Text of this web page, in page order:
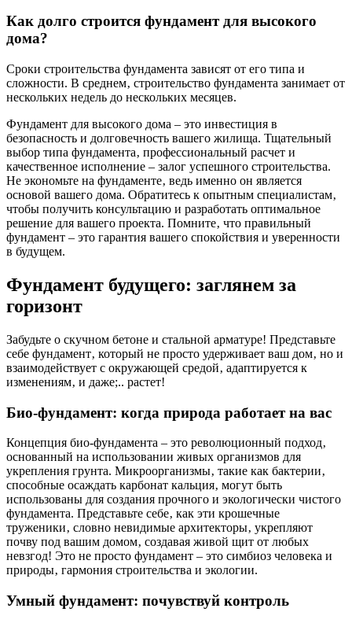
Как долго строится фундамент для высокого
дома?
Сроки строительства фундамента зависят от его типа и
сложности. В среднем‚ строительство фундамента занимает от
нескольких недель до нескольких месяцев.
Фундамент для высокого дома – это инвестиция в
безопасность и долговечность вашего жилища. Тщательный
выбор типа фундамента‚ профессиональный расчет и
качественное исполнение – залог успешного строительства.
Не экономьте на фундаменте‚ ведь именно он является
основой вашего дома. Обратитесь к опытным специалистам‚
чтобы получить консультацию и разработать оптимальное
решение для вашего проекта. Помните‚ что правильный
фундамент – это гарантия вашего спокойствия и уверенности
в будущем.
Фундамент будущего: заглянем за
горизонт
Забудьте о скучном бетоне и стальной арматуре! Представьте
себе фундамент‚ который не просто удерживает ваш дом‚ но и
взаимодействует с окружающей средой‚ адаптируется к
изменениям‚ и даже;.. растет!
Био-фундамент: когда природа работает на вас
Концепция био-фундамента – это революционный подход‚
основанный на использовании живых организмов для
укрепления грунта. Микроорганизмы‚ такие как бактерии‚
способные осаждать карбонат кальция‚ могут быть
использованы для создания прочного и экологически чистого
фундамента. Представьте себе‚ как эти крошечные
труженики‚ словно невидимые архитекторы‚ укрепляют
почву под вашим домом‚ создавая живой щит от любых
невзгод! Это не просто фундамент – это симбиоз человека и
природы‚ гармония строительства и экологии.
Умный фундамент: почувствуй контроль